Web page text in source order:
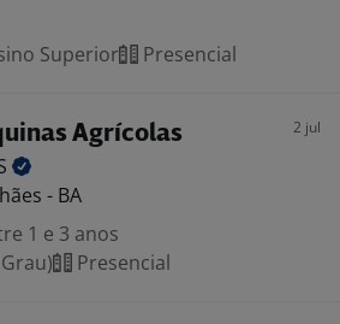
Superior Presencial
Agrícolas 2 jul
- BA
1 e 3 anos
Presencial